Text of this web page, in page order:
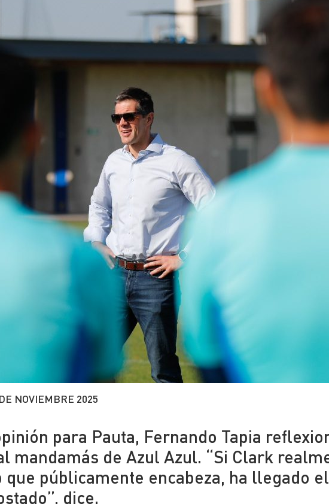
NOVIEMBRE 2025
para Pauta, Fernando Tapia
mandamás de Azul Azul. “Si Clark
públicamente encabeza, ha llegado
dice.